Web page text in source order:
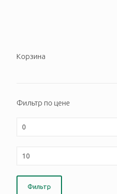
Корзина
Фильтр по цене
Фильтр